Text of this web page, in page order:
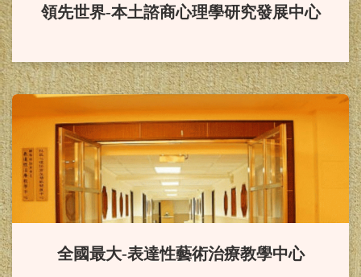
教授
賀！本系「輔導與諮商學報」
通過 2024「臺灣人文及社會科學期
刊評比暨核心期刊收錄」之 社會科
學核心期刊（TSSCI）。
恭賀！徐西森教授榮獲113年
度終身成就獎。
領先世界-本土諮商心理學研究發展中心
全國最大-表達性藝術治療教學中心